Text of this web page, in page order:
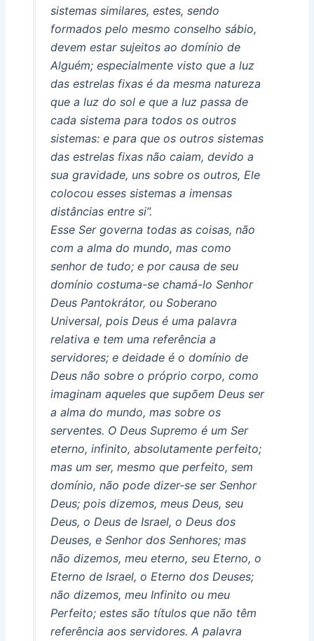
sistemas similares, estes, sendo
formados pelo mesmo conselho sábio,
devem estar sujeitos ao domínio de
Alguém; especialmente visto que a luz
das estrelas fixas é da mesma natureza
que a luz do sol e que a luz passa de
cada sistema para todos os outros
sistemas: e para que os outros sistemas
das estrelas fixas não caiam, devido a
sua gravidade, uns sobre os outros, Ele
colocou esses sistemas a imensas
distâncias entre si”.
Esse Ser governa todas as coisas, não
com a alma do mundo, mas como
senhor de tudo; e por causa de seu
domínio costuma-se chamá-lo Senhor
Deus Pantokrátor, ou Soberano
Universal, pois Deus é uma palavra
relativa e tem uma referência a
servidores; e deidade é o domínio de
Deus não sobre o próprio corpo, como
imaginam aqueles que supõem Deus ser
a alma do mundo, mas sobre os
serventes. O Deus Supremo é um Ser
eterno, infinito, absolutamente perfeito;
mas um ser, mesmo que perfeito, sem
domínio, não pode dizer-se ser Senhor
Deus; pois dizemos, meus Deus, seu
Deus, o Deus de Israel, o Deus dos
Deuses, e Senhor dos Senhores; mas
não dizemos, meu eterno, seu Eterno, o
Eterno de Israel, o Eterno dos Deuses;
não dizemos, meu Infinito ou meu
Perfeito; estes são títulos que não têm
referência aos servidores. A palavra